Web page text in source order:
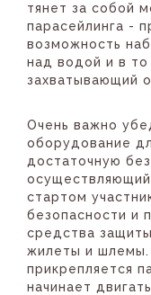
тянет за собой
парасейлинга -
возможность
над водой и в
захватывающий
Очень важно
оборудование
достаточную
стартом
безопасности и
средства
жилеты и шлемы.
прикрепляется
начинает